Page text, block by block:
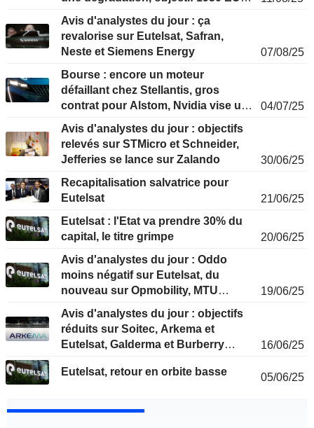
Avis d'analystes du jour : ça
revalorise sur Eutelsat, Safran,
Neste et Siemens Energy
07/08/25
Bourse : encore un moteur
défaillant chez Stellantis, gros
contrat pour Alstom, Nvidia vise un
04/07/25
Avis d'analystes du jour : objectifs
relevés sur STMicro et Schneider,
Jefferies se lance sur Zalando
30/06/25
Recapitalisation salvatrice pour
Eutelsat
21/06/25
Eutelsat : l'Etat va prendre 30% du
capital, le titre grimpe
20/06/25
Avis d'analystes du jour : Oddo
moins négatif sur Eutelsat, du
nouveau sur Opmobility, MTU
19/06/25
Avis d'analystes du jour : objectifs
réduits sur Soitec, Arkema et
Eutelsat, Galderma et Burberry
16/06/25
Eutelsat, retour en orbite basse 05/06/25